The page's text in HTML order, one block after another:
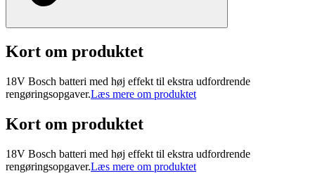
Kort om produktet
18V Bosch batteri med høj effekt til ekstra udfordrende
rengøringsopgaver.Læs mere om produktet
Kort om produktet
18V Bosch batteri med høj effekt til ekstra udfordrende
rengøringsopgaver.Læs mere om produktet